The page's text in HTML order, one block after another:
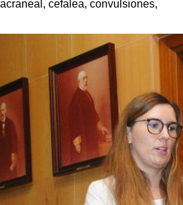
cefalea, convulsiones,